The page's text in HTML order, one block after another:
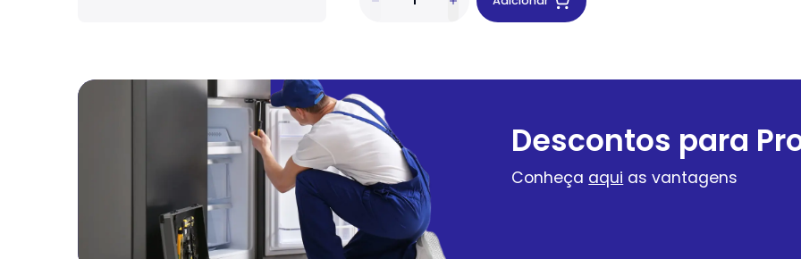
Descontos para
Conheça aqui as vantagens